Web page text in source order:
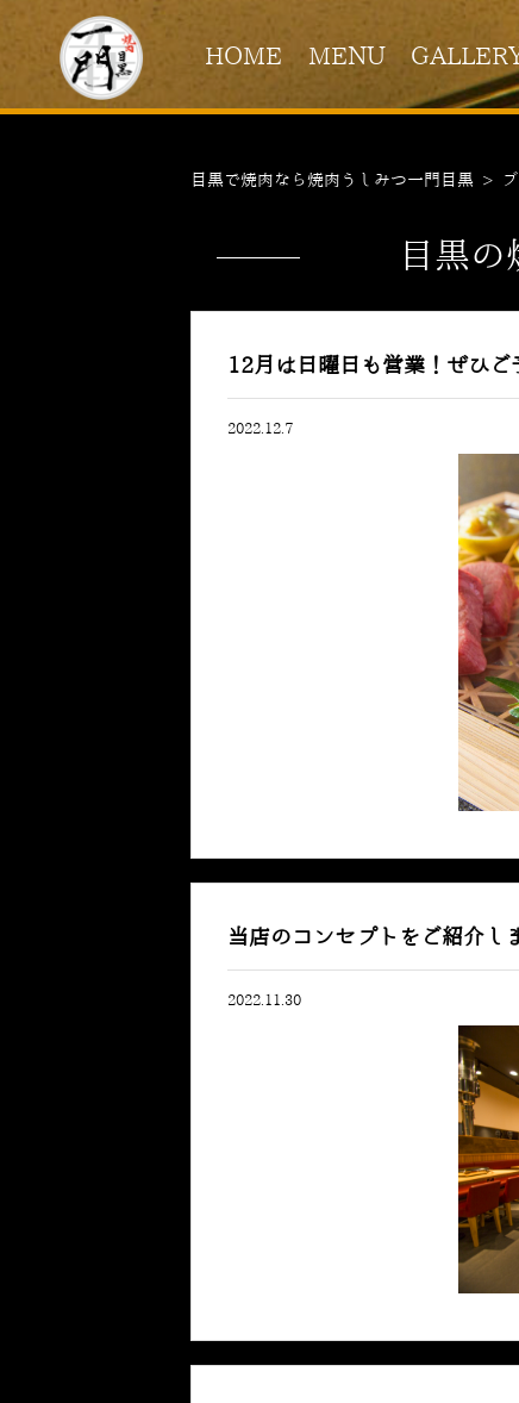
HOME MENU
目黒で焼肉なら焼肉うしみつ一門目黒 >
目黒
12月は日曜日も営業！ぜひ
2022.12.7
当店のコンセプトをご紹介
2022.11.30